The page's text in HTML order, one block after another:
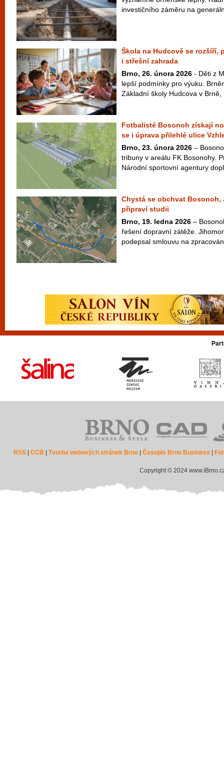
investičního záměru na
Škola na Hudcově se rozšíří,
i střešní zahrada
Brno, 26. února 2026 - Děti z
lepší podmínky pro výuku.
Základní školy Hudcova v Brně,
Fotbalisté Bosonoh získají
se i úprava přilehlé ulice
Brno, 23. února 2026 –
tribuny v areálu FK Bosonohy.
Národní sportovní agentury
Chystá se obchvat Bosonoh,
připraví studii
Brno, 19. ledna 2026 –
řešení dopravní zátěže.
podepsal smlouvu na
RSS |CCB |Tvorba webových stránek Brno |Časopis Brno Business
Copyright © 2024